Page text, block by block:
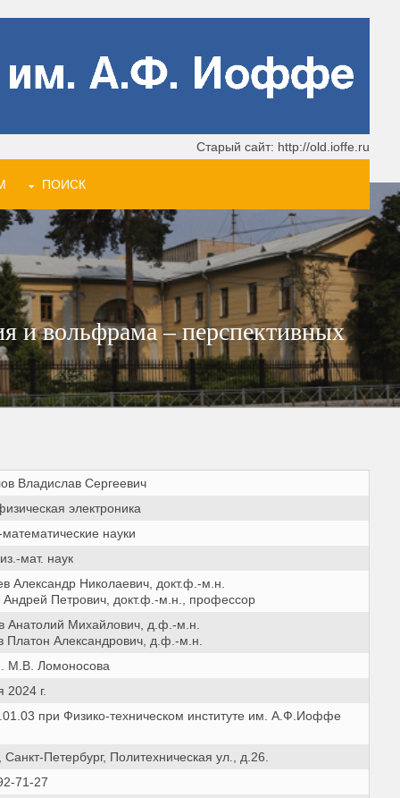
Старый сайт: http://old.ioffe.ru
ПОИСК
и вольфрама – перспективных
Владислав Сергеевич
электроника
науки
мат. наук
Александр Николаевич, докт.ф.-м.н.
Петрович, докт.ф.-м.н., профессор
Анатолий Михайлович, д.ф.-м.н.
Платон Александрович, д.ф.-м.н.
М.В. Ломоносова
2024 г.
при Физико-техническом институте им. А.Ф.Иоффе
Петербург, Политехническая ул., д.26.
71-27